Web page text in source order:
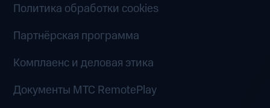
Политика обработки cookies
Партнёрская программа
Комплаенс и деловая этика
Документы MTC RemotePlay